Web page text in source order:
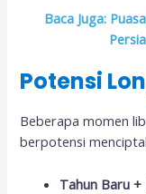
Baca Juga:
Potensi
Beberapa momen
berpotensi
Tahun Baru +